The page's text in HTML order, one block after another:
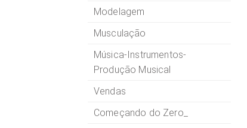
Modelagem
Musculação
Música-Instrumentos-
Produção Musical
Vendas
Começando do Zero_